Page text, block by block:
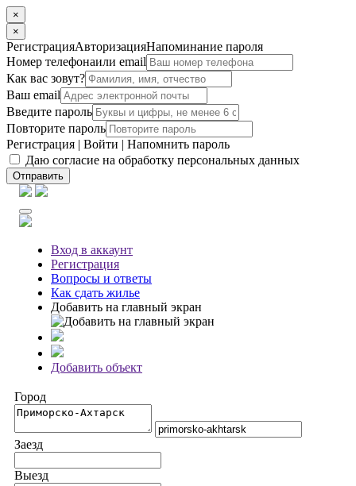
×
×
РегистрацияАвторизацияНапоминание пароля
Номер телефонаили email
Как вас зовут?
Ваш email
Введите пароль
Повторите пароль
Регистрация | Войти | Напомнить пароль
Даю согласие на обработку персональных данных
Отправить
Вход в аккаунт
Регистрация
Вопросы и ответы
Как сдать жилье
Добавить на главный экран
Добавить объект
Город
Заезд
Выезд